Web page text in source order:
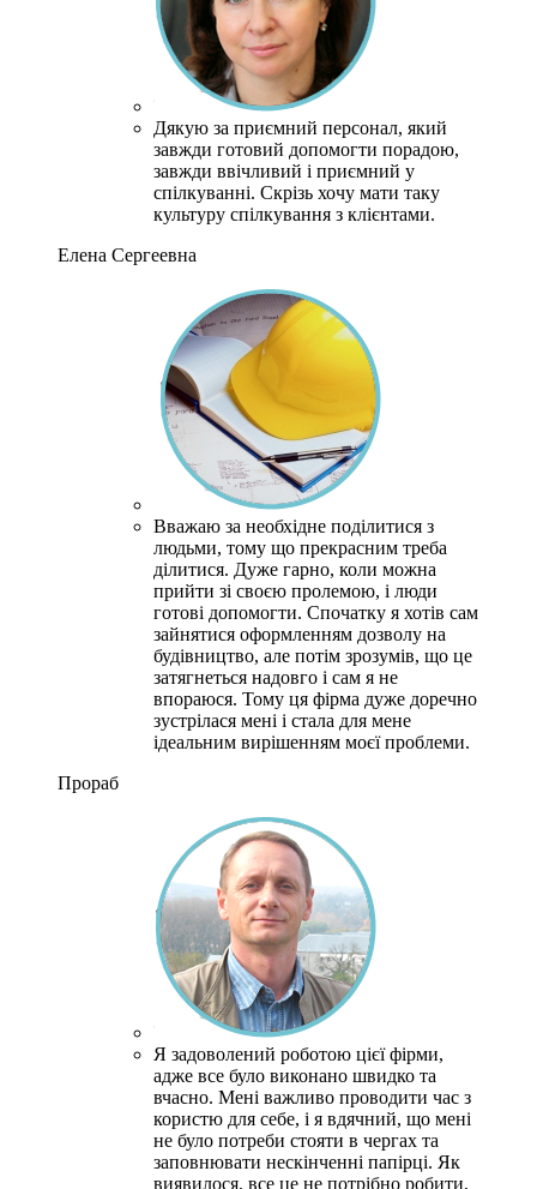
Дякую за приємний персонал, який
завжди готовий допомогти порадою,
завжди ввічливий і приємний у
спілкуванні. Скрізь хочу мати таку
культуру спілкування з клієнтами.
Елена Сергеевна
Вважаю за необхідне поділитися з
людьми, тому що прекрасним треба
ділитися. Дуже гарно, коли можна
прийти зі своєю пролемою, і люди
готові допомогти. Спочатку я хотів сам
зайнятися оформленням дозволу на
будівництво, але потім зрозумів, що це
затягнеться надовго і сам я не
впораюся. Тому ця фірма дуже доречно
зустрілася мені і стала для мене
ідеальним вирішенням моєї проблеми.
Прораб
Я задоволений роботою цієї фірми,
адже все було виконано швидко та
вчасно. Мені важливо проводити час з
користю для себе, і я вдячний, що мені
не було потреби стояти в чергах та
заповнювати нескінченні папірці. Як
виявилося, все це не потрібно робити,